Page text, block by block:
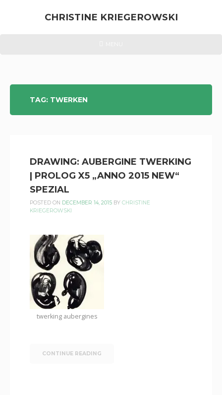
CHRISTINE KRIEGEROWSKI
TAG: TWERKEN
DRAWING: AUBERGINE TWERKING
| PROLOG X5 „ANNO 2015 NEW“
SPEZIAL
POSTED ON DECEMBER 14, 2015 BY CHRISTINE
KRIEGEROWSKI
twerking aubergines
CONTINUE READING